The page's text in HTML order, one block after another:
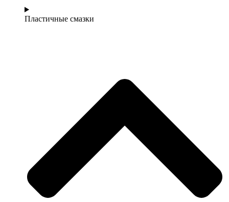
Пластичные смазки